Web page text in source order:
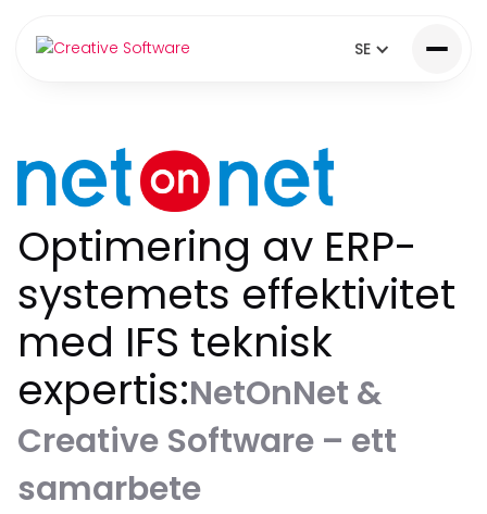
SE
Optimering av ERP-
systemets effektivitet
med IFS teknisk
expertis:NetOnNet &
Creative Software – ett
samarbete